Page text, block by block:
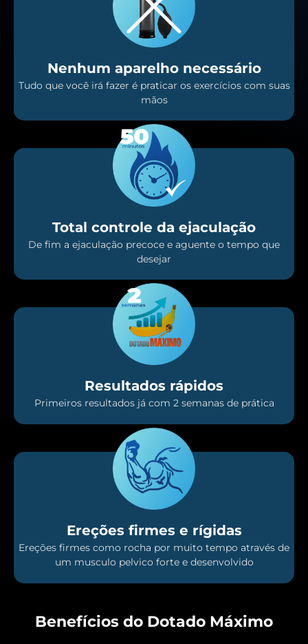
Nenhum aparelho necessário
Tudo que você irá fazer é praticar os exercícios com suas
mãos
Total controle da ejaculação
De fim a ejaculação precoce e aguente o tempo que
desejar
Resultados rápidos
Primeiros resultados já com 2 semanas de prática
Ereções firmes e rígidas
Ereções firmes como rocha por muito tempo através de
um musculo pelvico forte e desenvolvido
Benefícios do Dotado Máximo